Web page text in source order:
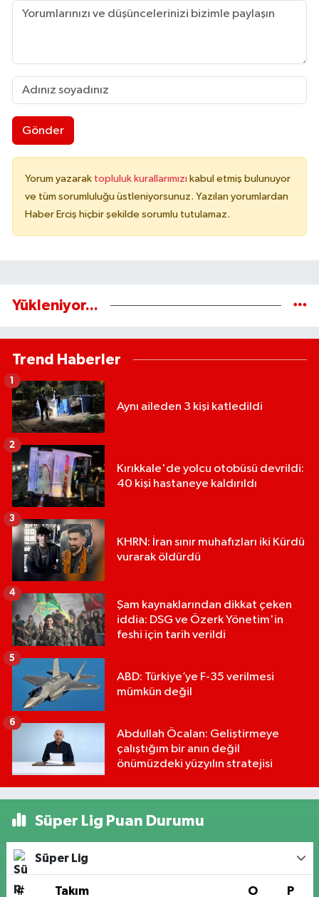
Gönder
Yorum yazarak topluluk kurallarımızı kabul etmiş bulunuyor
ve tüm sorumluluğu üstleniyorsunuz. Yazılan yorumlardan
Haber Erciş hiçbir şekilde sorumlu tutulamaz.
Yükleniyor...
Trend Haberler
Aynı aileden 3 kişi katledildi
1
Kırıkkale'de yolcu otobüsü devrildi:
40 kişi hastaneye kaldırıldı
2
KHRN: İran sınır muhafızları iki Kürdü
vurarak öldürdü
3
Şam kaynaklarından dikkat çeken
iddia: DSG ve Özerk Yönetim'in
feshi için tarih verildi
4
ABD: Türkiye’ye F-35 verilmesi
mümkün değil
5
Abdullah Öcalan: Geliştirmeye
çalıştığım bir anın değil
önümüzdeki yüzyılın stratejisi
6
Süper Lig Puan Durumu
Süper Lig
# Takım O P